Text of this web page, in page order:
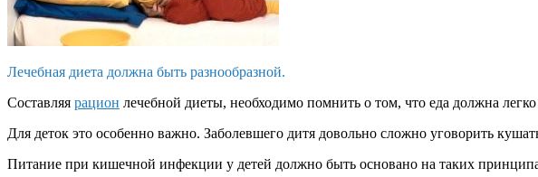
Лечебная диета должна быть разнообразной.
Составляя рацион лечебной диеты, необходимо помнить о том, что еда должна
Для деток это особенно важно. Заболевшего дитя довольно сложно уговорить
Питание при кишечной инфекции у детей должно быть основано на таких